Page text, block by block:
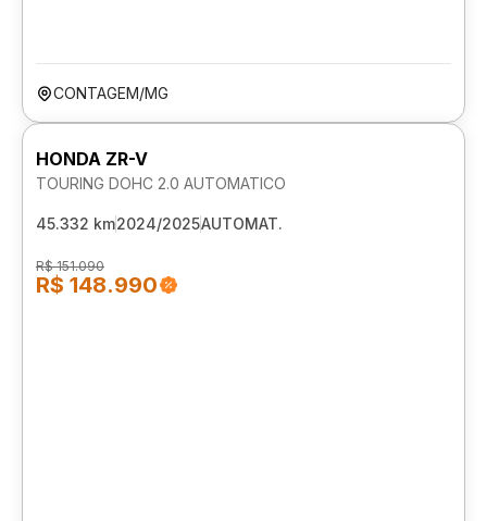
CONTAGEM/MG
HONDA ZR-V
TOURING DOHC 2.0 AUTOMATICO
45.332 km2024/2025AUTOMAT.
R$ 151.090
R$ 148.990